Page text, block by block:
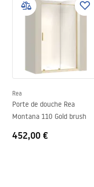
Type de bec
Portée du bec
Technologie du
Diamètre de raccordement
Instructions de
Conditions de
Rea
Porte de douche Rea
Montana 110 Gold brush
452,00 €